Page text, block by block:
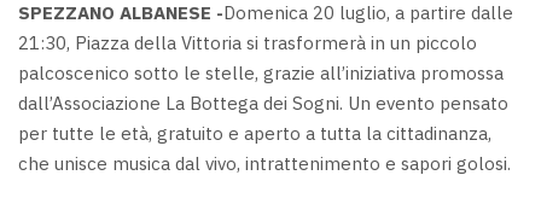
SPEZZANO ALBANESE -Domenica 20 luglio, a partire dalle
21:30, Piazza della Vittoria si trasformerà in un piccolo
palcoscenico sotto le stelle, grazie all’iniziativa promossa
dall’Associazione La Bottega dei Sogni. Un evento pensato
per tutte le età, gratuito e aperto a tutta la cittadinanza,
che unisce musica dal vivo, intrattenimento e sapori golosi.